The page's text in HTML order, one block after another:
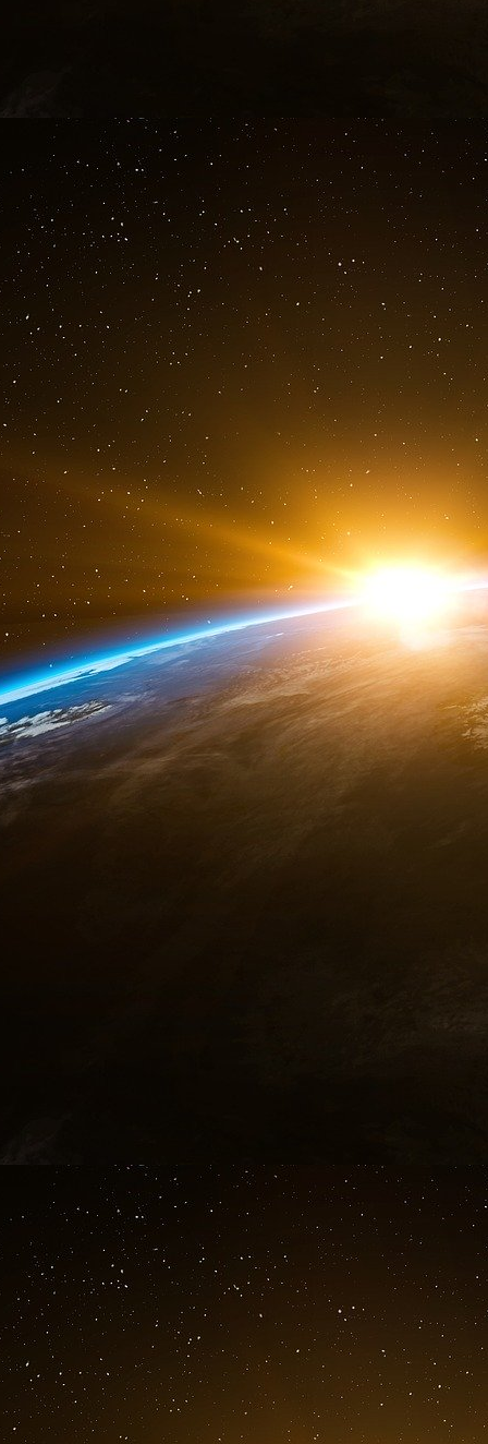
contrôle de la ville de Gaza en vue
bande de Gaza. La France appelle le
Il réitère sa ferme opposition à tout plan
bande de Gaza et au déplacement forcé de
d’autres violations flagrantes du droit
aux principes fondamentaux sur lesquels
avec l’avis consultatif de la Cour
représenteraient également une menace
impasse absolue.
L’extension et l’intensification des opérations
densément peuplées de Gaza auraient
Dans la ville de Gaza, mais aussi dans le
conditions horribles. Les images d’enfants
quête de nourriture sont insupportables.